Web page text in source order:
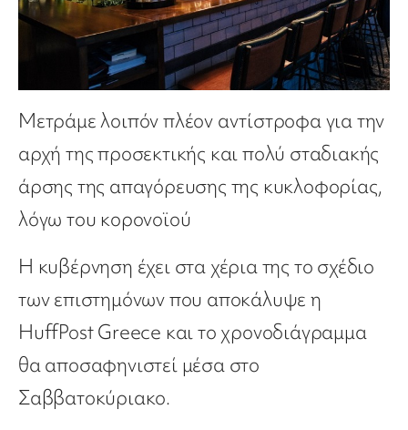
Μετράμε λοιπόν πλέον αντίστροφα για την
αρχή της προσεκτικής και πολύ σταδιακής
άρσης της απαγόρευσης της κυκλοφορίας,
λόγω του κορονοϊού
Η κυβέρνηση έχει στα χέρια της το σχέδιο
των επιστημόνων που αποκάλυψε η
HuffPost Greece και το χρονοδιάγραμμα
θα αποσαφηνιστεί μέσα στο
Σαββατοκύριακο.